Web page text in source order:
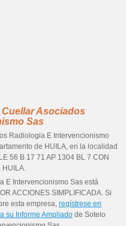
Asociados
Sas
Radiologia E Intervencionismo
de HUILA, en la localidad
56 B 17 71 AP 1304 BL 7 CON
HUILA.
E Intervencionismo Sas está
ACCIONES SIMPLIFICADA. Si
esta empresa, regístrese en
su Informe Ampliado de Sotelo